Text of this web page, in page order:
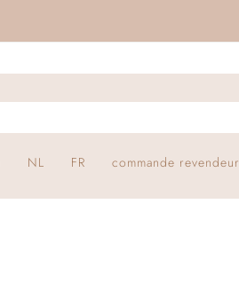
NL FR commande revendeur